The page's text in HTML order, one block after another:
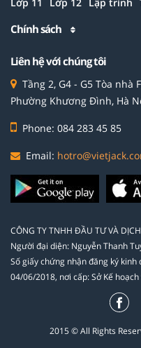
Chính sách
Liên hệ với chúng tôi
Tầng 2, G4 - G5 Tòa nhà
Phường Khương Đình, Hà
Phone: 084 283 45 85
Email:
CÔNG TY TNHH ĐẦU TƯ VÀ
Người đại diện: Nguyễn Thanh
Số giấy chứng nhận đăng ký
04/06/2018, nơi cấp: Sở Kế
2015 © All Rights